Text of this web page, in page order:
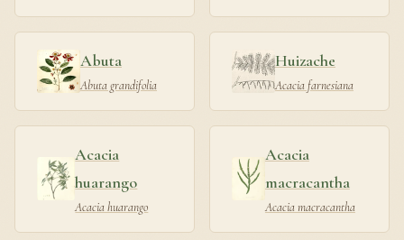
Abuta
Abuta grandifolia
Huizache
Acacia farnesiana
Acacia
huarango
Acacia huarango
Acacia
macracantha
Acacia macracantha